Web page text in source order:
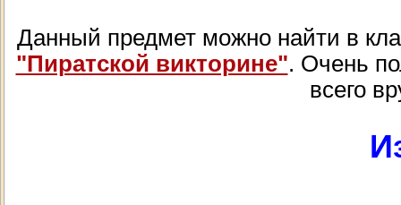
Данный предмет можно найти в
"Пиратской викторине". Очень
всего